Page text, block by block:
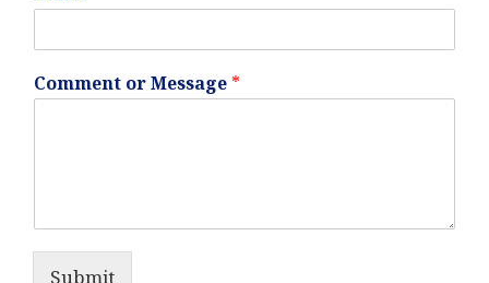
Comment or Message *
Submit